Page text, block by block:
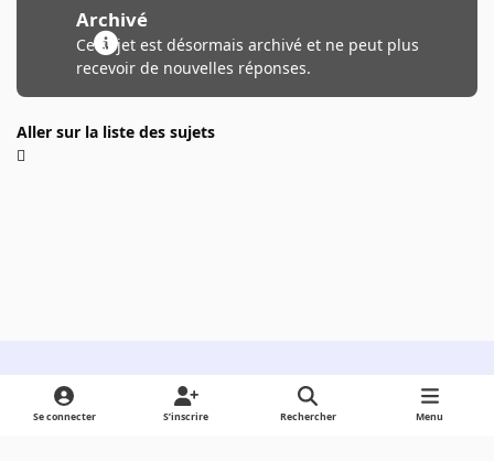
Archivé
Ce sujet est désormais archivé et ne peut plus
recevoir de nouvelles réponses.
Aller sur la liste des sujets
Light ModeDark ModeSystem Preference
Se connecter S’inscrire Rechercher Menu